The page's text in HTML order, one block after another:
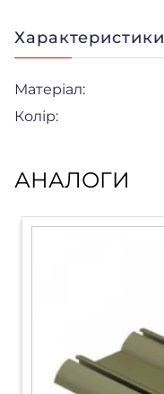
Характеристики
Матеріал:
Колір:
АНАЛОГИ